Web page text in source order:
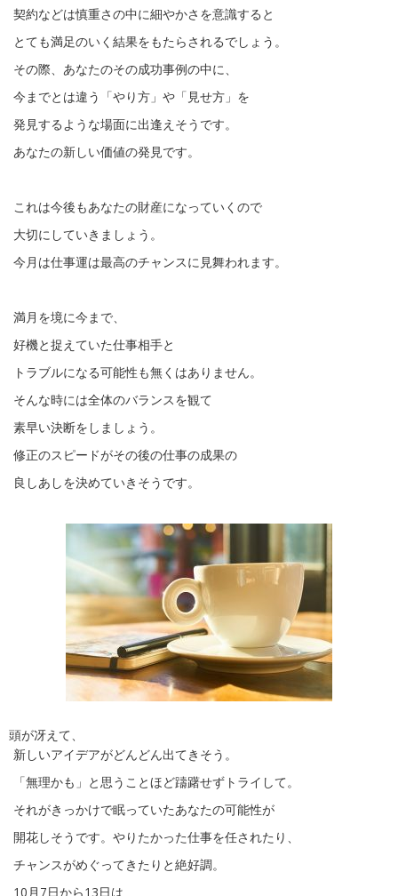
契約などは慎重さの中に細やかさを意識すると
とても満足のいく結果をもたらされるでしょう。
その際、あなたのその成功事例の中に、
今までとは違う「やり方」や「見せ方」を
発見するような場面に出逢えそうです。
あなたの新しい価値の発見です。
これは今後もあなたの財産になっていくので
大切にしていきましょう。
今月は仕事運は最高のチャンスに見舞われます。
満月を境に今まで、
好機と捉えていた仕事相手と
トラブルになる可能性も無くはありません。
そんな時には全体のバランスを観て
素早い決断をしましょう。
修正のスピードがその後の仕事の成果の
良しあしを決めていきそうです。
頭が冴えて、
新しいアイデアがどんどん出てきそう。
「無理かも」と思うことほど躊躇せずトライして。
それがきっかけで眠っていたあなたの可能性が
開花しそうです。やりたかった仕事を任されたり、
チャンスがめぐってきたりと絶好調。
10月7日から13日は